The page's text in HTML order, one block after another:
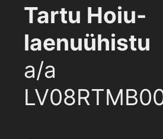
Tartu Hoiu-
laenuühistu
a/a